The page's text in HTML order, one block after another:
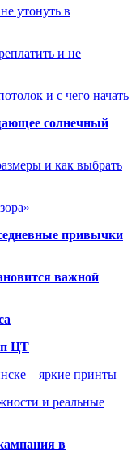
утонуть в
и не
и с чего начать
солнечный
и как выбрать
привычки
важной
ЦТ
– яркие принты
и реальные
в